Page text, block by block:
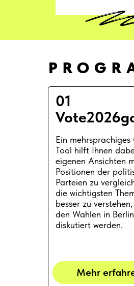
01
Ein
Tool hilft Ihnen
eigenen Ansichten
Positionen der
Parteien zu
die wichtigsten
besser zu
den Wahlen in Berlin
diskutiert werden.
Mehr